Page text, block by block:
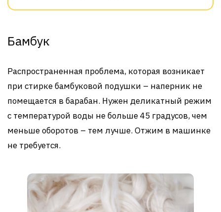
Бамбук
Распространенная проблема, которая возникает
при стирке бамбуковой подушки – наперник не
помещается в барабан. Нужен деликатный режим
с температурой воды не больше 45 градусов, чем
меньше оборотов – тем лучше. Отжим в машинке
не требуется.